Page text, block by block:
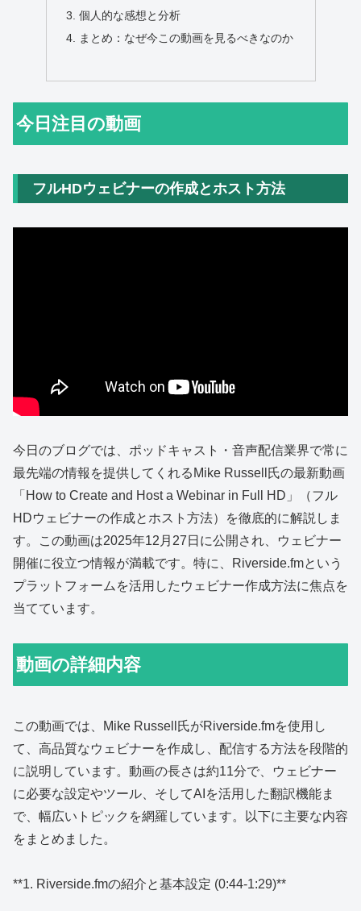
個人的な感想と分析
まとめ：なぜ今この動画を見るべきなのか
今日注目の動画
フルHDウェビナーの作成とホスト方法
今日のブログでは、ポッドキャスト・音声配信業界で常に
最先端の情報を提供してくれるMike Russell氏の最新動画
「How to Create and Host a Webinar in Full HD」（フル
HDウェビナーの作成とホスト方法）を徹底的に解説しま
す。この動画は2025年12月27日に公開され、ウェビナー
開催に役立つ情報が満載です。特に、Riverside.fmという
プラットフォームを活用したウェビナー作成方法に焦点を
当てています。
動画の詳細内容
この動画では、Mike Russell氏がRiverside.fmを使用し
て、高品質なウェビナーを作成し、配信する方法を段階的
に説明しています。動画の長さは約11分で、ウェビナー
に必要な設定やツール、そしてAIを活用した翻訳機能ま
で、幅広いトピックを網羅しています。以下に主要な内容
をまとめました。
**1. Riverside.fmの紹介と基本設定 (0:44-1:29)**